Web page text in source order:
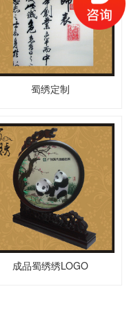
蜀绣定制
成品蜀绣绣LOGO